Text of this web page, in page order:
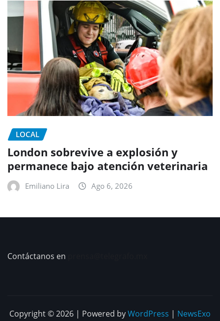
LOCAL
London sobrevive a explosión y
permanece bajo atención veterinaria
Emiliano Lira Ago 6, 2026
Contáctanos en
Copyright © 2026 | Powered byWordPress | NewsExo